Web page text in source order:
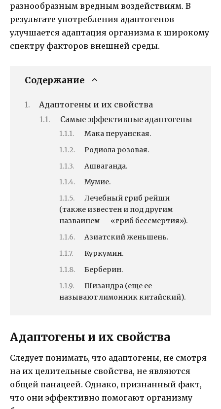
разнообразным вредным воздействиям. В
результате употребления адаптогенов
улучшается адаптация организма к широкому
спектру факторов внешней среды.
Содержание
Адаптогены и их свойства
Самые эффективные адаптогены
Мака перуанская.
Родиола розовая.
Ашваганда.
Мумие.
Лечебный гриб рейши
(также известен и под другим
назваинем — «гриб бессмертия»).
Азиатский женьшень.
Куркумин.
Берберин.
Шизандра (еще ее
называют лимонник китайский).
Адаптогены и их свойства
Следует понимать, что адаптогены, не смотря
на их целительные свойства, не являются
общей панацеей. Однако, признанный факт,
что они эффективно помогают организму